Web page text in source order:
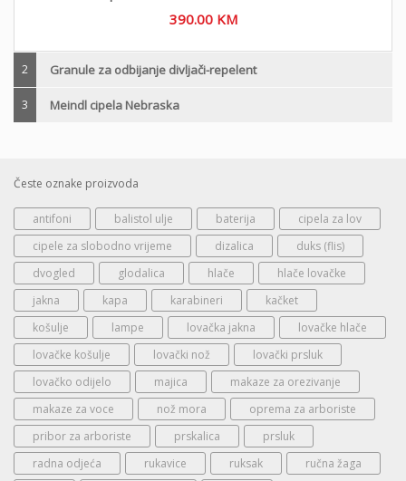
390.00 KM
2 Granule za odbijanje divljači-repelent
3 Meindl cipela Nebraska
Česte oznake proizvoda
antifoni balistol ulje baterija
cipela za lov
cipele za slobodno vrijeme
dizalica
duks (flis)
dvogled
glodalica hlače
hlače lovačke
jakna
kapa karabineri
kačket
košulje
lampe lovačka jakna
lovačke hlače
lovačke košulje
lovački nož
lovački prsluk
lovačko odijelo
majica
makaze za orezivanje
makaze za voce
nož mora
oprema za arboriste
pribor za arboriste
prskalica
prsluk
radna odjeća
rukavice ruksak
ručna žaga